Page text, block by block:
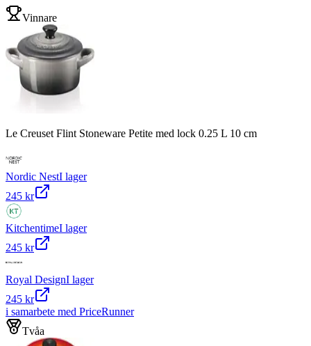
Vinnare
Le Creuset Flint Stoneware Petite med lock 0.25 L 10 cm
Nordic NestI lager
245 kr
KitchentimeI lager
245 kr
Royal DesignI lager
245 kr
i samarbete med PriceRunner
Tvåa